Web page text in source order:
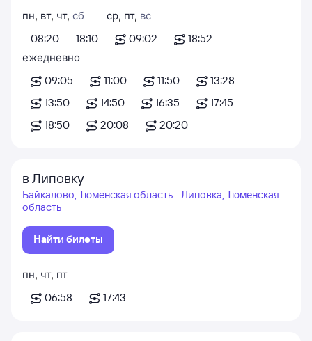
пн, вт, чт, сб
08:20
18:10
ср, пт, вс
09:02
18:52
ежедневно
09:05
11:00 11:50
13:28
13:50
14:50 16:35
17:45
18:50
20:08 20:20
в Липовку
Байкалово, Тюменская область - Липовка, Тюменская
область
Найти билеты
пн, чт, пт
06:58
17:43